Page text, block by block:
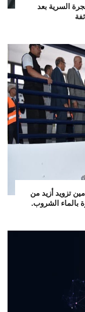
السرية بعد
تزويد أزيد من